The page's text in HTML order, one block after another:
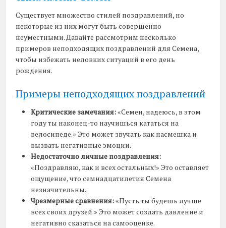
Существует множество стилей поздравлений, но
некоторые из них могут быть совершенно
неуместными. Давайте рассмотрим несколько
примеров неподходящих поздравлений для Семена,
чтобы избежать неловких ситуаций в его день
рождения.
Примеры неподходящих поздравлений
Критические замечания:«Семен, надеюсь, в этом
году ты наконец-то научишься кататься на
велосипеде.» Это может звучать как насмешка и
вызвать негативные эмоции.
Недостаточно личные поздравления:
«Поздравляю, как и всех остальных!» Это оставляет
ощущение, что семнадцатилетия Семена
незначительны.
Чрезмерные сравнения:«Пусть ты будешь лучше
всех своих друзей.» Это может создать давление и
негативно сказаться на самооценке.